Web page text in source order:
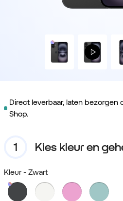
Direct leverbaar, laten bezorgen
Shop.
Kies kleur en
Kleur - Zwart